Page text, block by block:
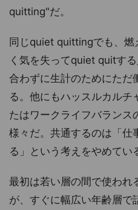
quitting"だ。
同じquiet quittingでも、燃
く気を失ってquiet quitす
合わずに生計のためにただ
る。他にもハッスルカルチ
たはワークライフバランス
様々だ。共通するのは「仕
る」という考えをやめてい
最初は若い層の間で使われ
が、すぐに幅広い年齢層で